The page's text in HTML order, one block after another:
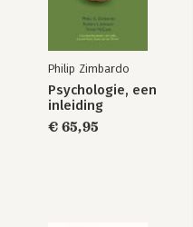
Philip Zimbardo
Psychologie, een
inleiding
€ 65,95